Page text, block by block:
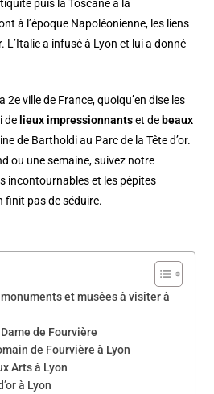
puis la Toscane à la
à l’époque Napoléonienne, les liens
L’Italie a infusé à Lyon et lui a donné
2e ville de France, quoiqu’en dise les
de lieux impressionnantset de beaux
de Bartholdi au Parc de la Tête d’or.
ou une semaine, suivez notre
incontournables et les pépites
finit pas de séduire.
et musées à visiter à
de Fourvière
de Fourvière à Lyon
Arts à Lyon
à Lyon